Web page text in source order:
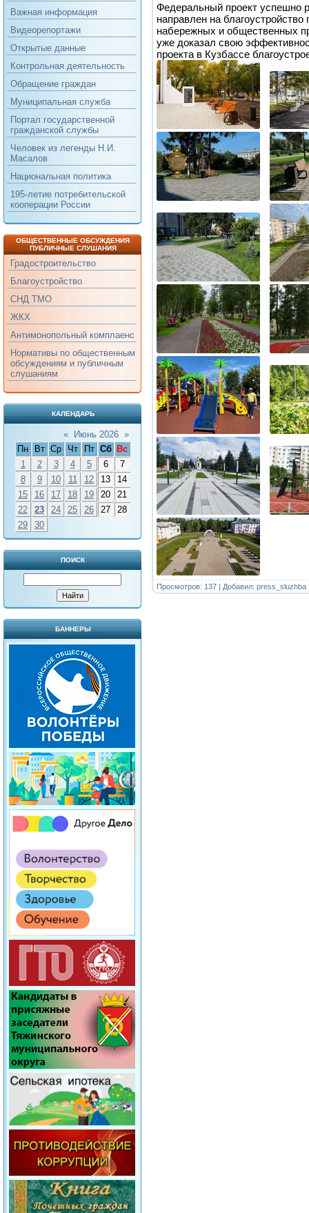
Важная информация
Видеорепортажи
Открытые данные
Контрольная деятельность
Обращение граждан
Муниципальная служба
Портал государственной
гражданской службы
Человек из легенды Н.И.
Масалов
Национальная политика
195-летие потребительской
кооперации России
ОБЩЕСТВЕННЫЕ ОБСУЖДЕНИЯ
ПУБЛИЧНЫЕ СЛУШАНИЯ
Градостроительство
Благоустройство
СНД ТМО
ЖКХ
Антимонопольный комплаенс
Нормативы по общественным
обсуждениям и публичным
слушаниям
КАЛЕНДАРЬ
« Июнь 2026 »
Пн
Вт Ср Чт Пт Сб
Вс
1
2 3 4 5 6
7
8
9 10 11 12 13
14
15
16 17 18 19 20
21
22
23 24 25 26 27
28
29
30
ПОИСК
БАННЕРЫ
Федеральный проект успешно
направлен на благоустройство
набережных и общественных
уже доказал свою
проекта в Кузбассе
Просмотров: 137 | Добавил: press_sluzhba